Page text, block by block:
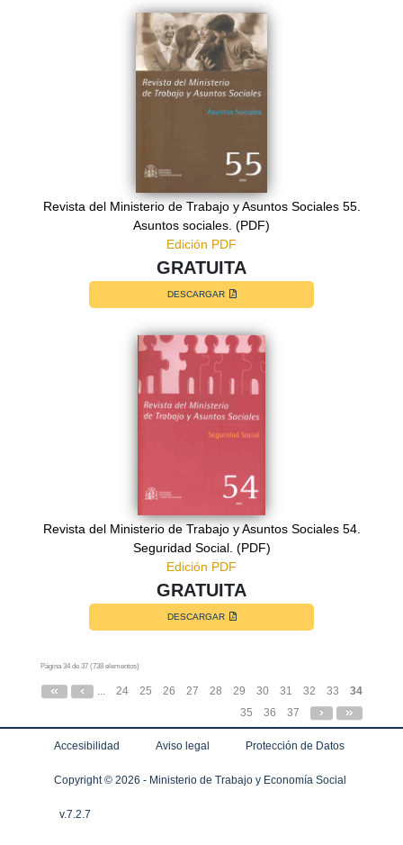
Revista del Ministerio de Trabajo y Asuntos Sociales 55.
Asuntos sociales. (PDF)
Edición PDF
GRATUITA
DESCARGAR
Revista del Ministerio de Trabajo y Asuntos Sociales 54.
Seguridad Social. (PDF)
Edición PDF
GRATUITA
DESCARGAR
Página 34 de 37 (738 elementos)
24 25 26 27 28 29 30 31 32 33
34
35
36 37
Accesibilidad Aviso legal Protección de Datos
Copyright © 2026 - Ministerio de Trabajo y Economía Social
v.7.2.7